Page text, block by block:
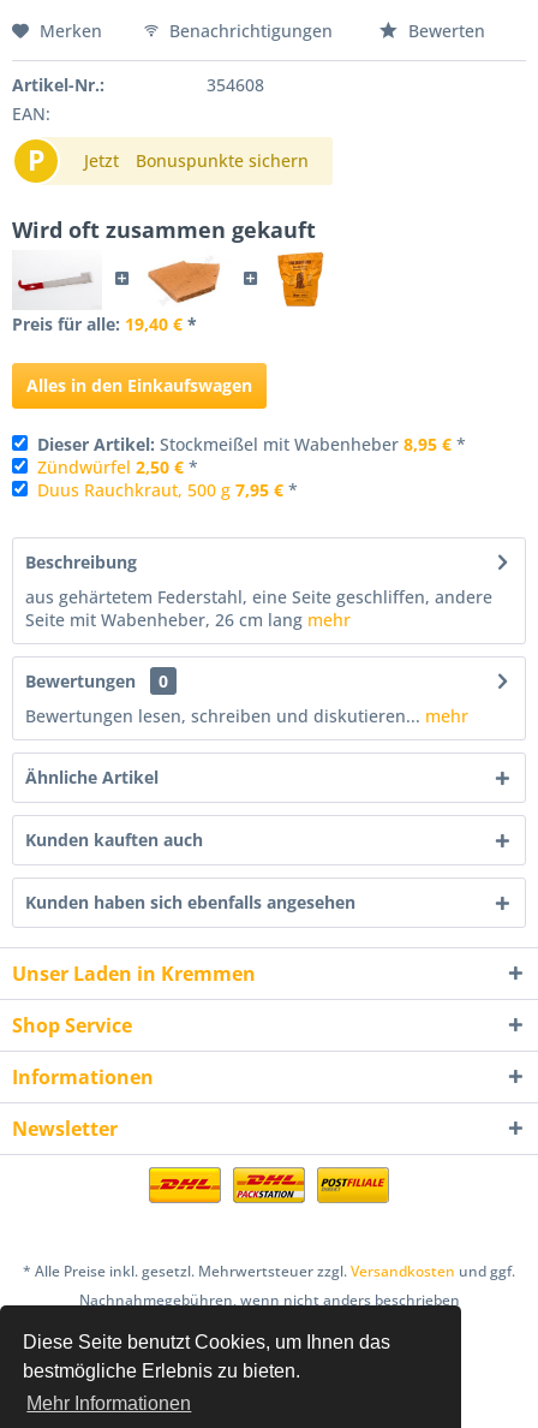
Diese Seite benutzt Cookies, um Ihnen das
bestmögliche Erlebnis zu bieten.
Mehr Informationen
Merken Benachrichtigungen Bewerten
Artikel-Nr.:
354608
EAN:
P Jetzt Bonuspunkte sichern
Wird oft zusammen gekauft
Preis für alle: 19,40 € *
Alles in den Einkaufswagen
Dieser Artikel: Stockmeißel mit Wabenheber 8,95 € *
Zündwürfel 2,50 € *
Duus Rauchkraut, 500 g 7,95 € *
Beschreibung
aus gehärtetem Federstahl, eine Seite geschliffen, andere
Seite mit Wabenheber, 26 cm lang mehr
Bewertungen
0
Bewertungen lesen, schreiben und diskutieren... mehr
Ähnliche Artikel
Kunden kauften auch
Kunden haben sich ebenfalls angesehen
Unser Laden in Kremmen
Shop Service
Informationen
Newsletter
* Alle Preise inkl. gesetzl. Mehrwertsteuer zzgl.Versandkosten und ggf.
Nachnahmegebühren, wenn nicht anders beschrieben
AGB Bestellung & Zahlung
Datenschutz